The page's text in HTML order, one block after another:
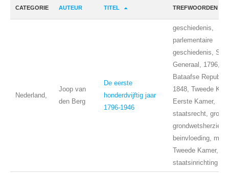
CATEGORIE AUTEUR TITEL TREFWOORDEN
Nederland,
Joop van
den Berg
De eerste
honderdvijftig jaar
1796-1946
geschiedenis,
parlementaire
geschiedenis,
Generaal, 1796,
Bataafse
1848, Tweede
Eerste Kamer,
staatsrecht,
beinvloeding,
Tweede Kamer,
staatsinrichting